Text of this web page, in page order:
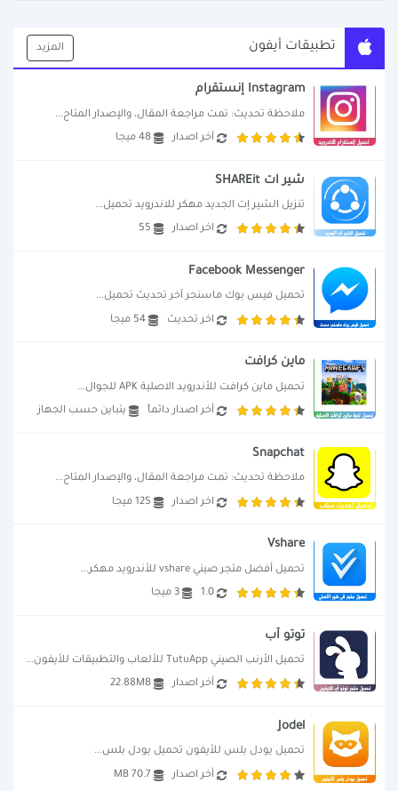
تطبيقات أيفون المزيد
Instagram إنستقرام
ملاحظة تحديث: تمت مراجعة المقال، والإصدار المتاح...
آخر اصدار 48 ميجا
شير ات SHAREit
تنزيل الشير إت الجديد مهكر للاندرويد تحميل...
اخر اصدار 55
Facebook Messenger
تحميل فيس بوك ماسنجر آخر تحديث تحميل...
اخر تحديث 54 ميجا
ماين كرافت
تحميل ماين كرافت للأندرويد الاصلية APK للجوال...
أخر اصدار دائماً يتباين حسب الجهاز
Snapchat
ملاحظة تحديث: تمت مراجعة المقال، والإصدار المتاح...
اخر اصدار 125 ميجا
Vshare
تحميل أفضل متجر صيني vshare للأندرويد مهكر...
1.0 3 ميجا
توتو آب
تحميل الأرنب الصيني TutuApp للألعاب والتطبيقات للأيفون...
أخر اصدار 22.88MB
Jodel
تحميل يودل بلس للأيفون تحميل يودل بلس...
أخر اصدار 70.7 MB